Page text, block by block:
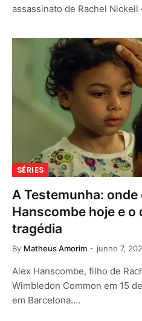
assassinato de Rachel
SÉRIES
A Testemunha: onde
Hanscombe hoje e o
tragédia
By Matheus Amorim junho 7,
Alex Hanscombe, filho de
Wimbledon Common em 15
em Barcelona.…